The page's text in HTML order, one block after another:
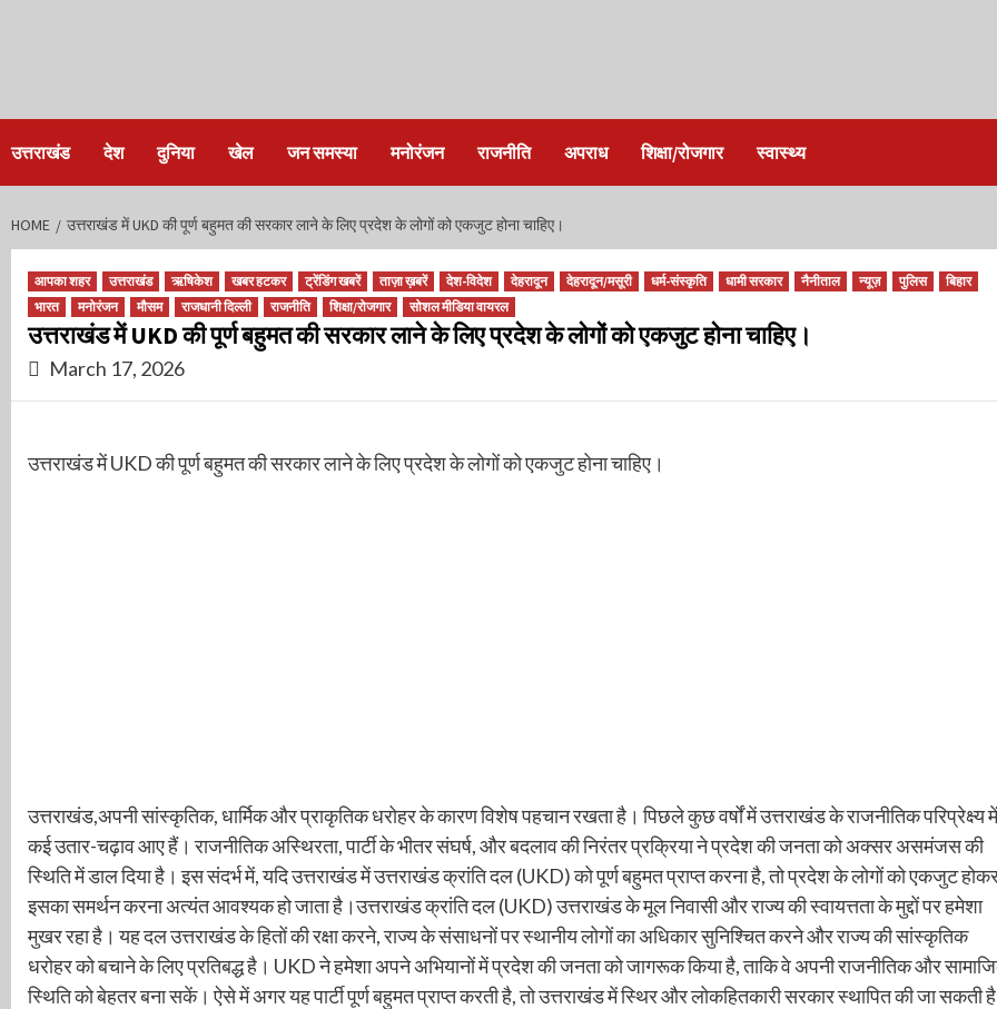
उत्तराखंड देश दुनिया खेल जन समस्या मनोरंजन राजनीति अपराध शिक्षा/रोजगार स्वास्थ्य
HOME उत्तराखंड में UKD की पूर्ण बहुमत की सरकार लाने के लिए प्रदेश के लोगों को एकजुट होना चाहिए।
आपका शहर उत्तराखंड ऋषिकेश खबर हटकर ट्रेंडिंग खबरें ताज़ा ख़बरें देश-विदेश देहरादून देहरादून/मसूरी धर्म-संस्कृति धामी सरकार नैनीताल न्यूज़ पुलिस
बिहार
भारत
मनोरंजन मौसम राजधानी दिल्ली राजनीति शिक्षा/रोजगार सोशल मीडिया वायरल
उत्तराखंड में UKD की पूर्ण बहुमत की सरकार लाने के लिए प्रदेश के लोगों को एकजुट होना चाहिए।
March 17, 2026
उत्तराखंड में UKD की पूर्ण बहुमत की सरकार लाने के लिए प्रदेश के लोगों को एकजुट होना चाहिए।
उत्तराखंड,अपनी सांस्कृतिक, धार्मिक और प्राकृतिक धरोहर के कारण विशेष पहचान रखता है। पिछले कुछ वर्षों में उत्तराखंड के राजनीतिक परिप्रेक्ष्य में
कई उतार-चढ़ाव आए हैं। राजनीतिक अस्थिरता, पार्टी के भीतर संघर्ष, और बदलाव की निरंतर प्रक्रिया ने प्रदेश की जनता को अक्सर असमंजस की
स्थिति में डाल दिया है। इस संदर्भ में, यदि उत्तराखंड में उत्तराखंड क्रांति दल (UKD) को पूर्ण बहुमत प्राप्त करना है, तो प्रदेश के लोगों को एकजुट
इसका समर्थन करना अत्यंत आवश्यक हो जाता है।उत्तराखंड क्रांति दल (UKD) उत्तराखंड के मूल निवासी और राज्य की स्वायत्तता के मुद्दों पर हमेशा
मुखर रहा है। यह दल उत्तराखंड के हितों की रक्षा करने, राज्य के संसाधनों पर स्थानीय लोगों का अधिकार सुनिश्चित करने और राज्य की सांस्कृतिक
धरोहर को बचाने के लिए प्रतिबद्ध है। UKD ने हमेशा अपने अभियानों में प्रदेश की जनता को जागरूक किया है, ताकि वे अपनी राजनीतिक और
स्थिति को बेहतर बना सकें। ऐसे में अगर यह पार्टी पूर्ण बहुमत प्राप्त करती है, तो उत्तराखंड में स्थिर और लोकहितकारी सरकार स्थापित की जा सकती